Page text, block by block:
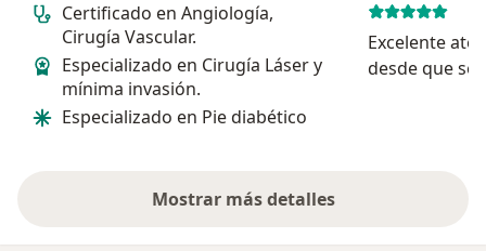
Certificado en Angiología,
Cirugía Vascular.
Especializado en Cirugía Láser y
mínima invasión.
Especializado en Pie diabético
Excelente
desde que se
Mostrar más detalles
sobre la experiencia